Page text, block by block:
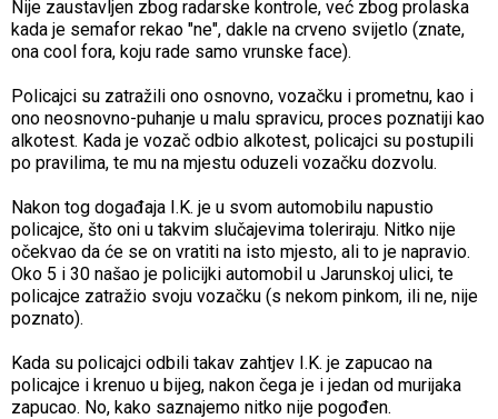
Nije zaustavljen zbog radarske kontrole, već zbog prolaska
kada je semafor rekao "ne", dakle na crveno svijetlo (znate,
ona cool fora, koju rade samo vrunske face).
Policajci su zatražili ono osnovno, vozačku i prometnu, kao i
ono neosnovno-puhanje u malu spravicu, proces poznatiji kao
alkotest. Kada je vozač odbio alkotest, policajci su postupili
po pravilima, te mu na mjestu oduzeli vozačku dozvolu.
Nakon tog događaja I.K. je u svom automobilu napustio
policajce, što oni u takvim slučajevima toleriraju. Nitko nije
očekvao da će se on vratiti na isto mjesto, ali to je napravio.
Oko 5 i 30 našao je policijki automobil u Jarunskoj ulici, te
policajce zatražio svoju vozačku (s nekom pinkom, ili ne, nije
poznato).
Kada su policajci odbili takav zahtjev I.K. je zapucao na
policajce i krenuo u bijeg, nakon čega je i jedan od murijaka
zapucao. No, kako saznajemo nitko nije pogođen.